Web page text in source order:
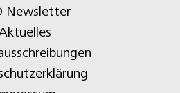
Newsletter